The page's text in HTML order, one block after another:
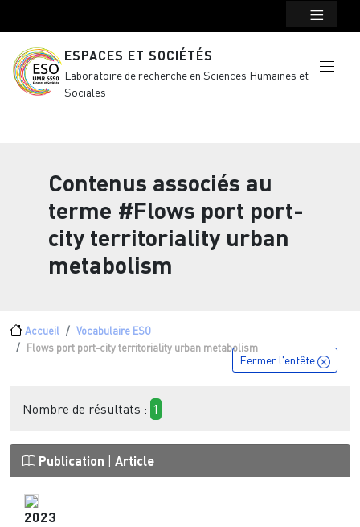
ESPACES ET SOCIÉTÉS
Laboratoire de recherche en Sciences Humaines et
Sociales
Contenus associés au
terme #Flows port port-
city territoriality urban
metabolism
Fil d'Ariane
Accueil
Vocabulaire ESO
Flows port port-city territoriality urban metabolism
Fermer l'entête
Nombre de résultats : 1
Publication Article
2023